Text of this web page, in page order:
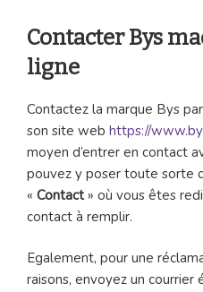
Contacter Bys
ligne
Contactez la marque Bys
son site web https://
moyen d’entrer en contact
pouvez y poser toute sorte
« Contact » où vous êtes
contact à remplir.
Egalement, pour une
raisons, envoyez un courrier